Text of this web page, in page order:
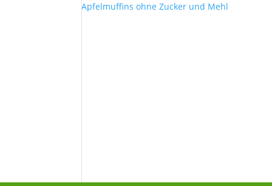
Apfelmuffins ohne Zucker und Mehl